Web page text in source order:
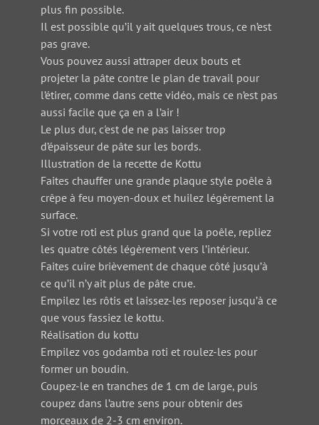
plus fin possible.
Il est possible qu’il y ait quelques trous, ce n’est
pas grave.
Vous pouvez aussi attraper deux bouts et
projeter la pâte contre le plan de travail pour
l’étirer, comme dans cette vidéo, mais ce n’est pas
aussi facile que ça en a l’air !
Le plus dur, c'est de ne pas laisser trop
d’épaisseur de pâte sur les bords.
Illustration de la recette de Kottu
Faites chauffer une grande plaque style poêle à
crêpe à feu moyen-doux et huilez légèrement la
surface.
Si votre roti est plus grand que la poêle, repliez
les quatre côtés légèrement vers l’intérieur.
Faites cuire brièvement de chaque côté jusqu’à
ce qu’il n’y ait plus de pâte crue.
Empilez les rôtis et laissez-les reposer jusqu’à ce
que vous fassiez le kottu.
Réalisation du kottu
Empilez vos godamba roti et roulez-les pour
former un boudin.
Coupez-le en tranches de 1 cm de large, puis
coupez dans l’autre sens pour obtenir des
morceaux de 2-3 cm environ.